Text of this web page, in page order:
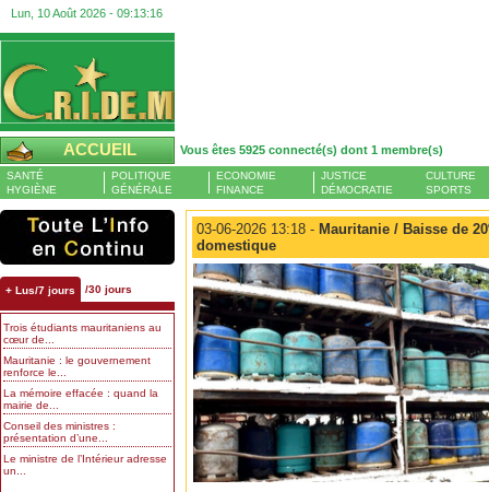
Lun, 10 Août 2026 - 09:13:17
ACCUEIL Vous êtes 5925 connecté(s) dont 1 membre(s)
SANTÉ
HYGIÈNE
POLITIQUE
GÉNÉRALE
ECONOMIE
FINANCE
JUSTICE
DÉMOCRATIE
CULTURE
SPORTS
+ Lus/7 jours /30 jours
Trois étudiants mauritaniens au
cœur de...
Mauritanie : le gouvernement
renforce le...
La mémoire effacée : quand la
mairie de...
Conseil des ministres :
présentation d’une...
Le ministre de l’Intérieur adresse
un...
03-06-2026 13:18 - Mauritanie / Baisse de
domestique